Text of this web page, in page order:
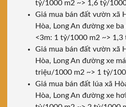
tỷ/1000 m2 ~> 1,6 tỷ/
Giá mua bán đất vườn xã
Hòa, Long An đường xe
<3m: 1 tỷ/1000 m2 ~> 1,3
Giá mua bán đất vườn xã
Hòa, Long An đường xe
triệu/1000 m2 ~> 1 tỷ/
Giá mua bán đất lúa xã
Hòa, Long An đường xe